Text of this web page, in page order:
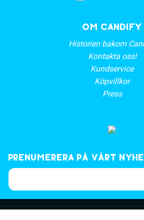
OM CANDIFY
Historien bakom
Kontakta oss!
Kundservice
Köpvillkor
Press
Prenumerera på vårt